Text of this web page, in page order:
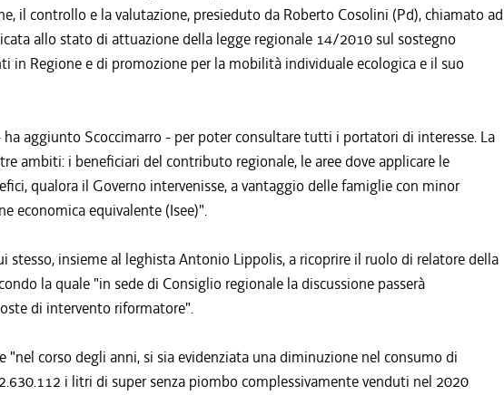
il controllo e la valutazione, presieduto da Roberto Cosolini (Pd), chiamato ad
allo stato di attuazione della legge regionale 14/2010 sul sostegno
in Regione e di promozione per la mobilità individuale ecologica e il suo
aggiunto Scoccimarro - per poter consultare tutti i portatori di interesse. La
ambiti: i beneficiari del contributo regionale, le aree dove applicare le
qualora il Governo intervenisse, a vantaggio delle famiglie con minor
economica equivalente (Isee)".
stesso, insieme al leghista Antonio Lippolis, a ricoprire il ruolo di relatore della
la quale "in sede di Consiglio regionale la discussione passerà
di intervento riformatore".
"nel corso degli anni, si sia evidenziata una diminuzione nel consumo di
i litri di super senza piombo complessivamente venduti nel 2020